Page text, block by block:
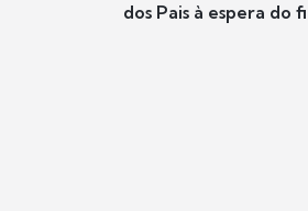
dos Pais à espera do